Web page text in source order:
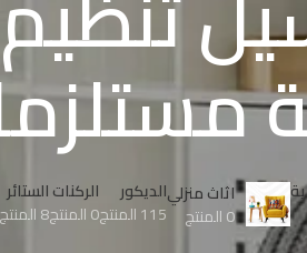
اثاث منزلي
0 المنتج
الدیكور
115 المنتج
الركنات
0 المنتج
الستائر
8 المنتج